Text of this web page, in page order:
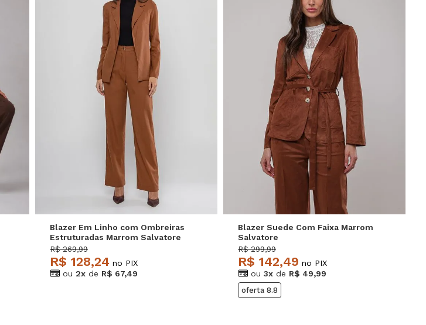
M G
Blazer Em Linho com Ombreiras
Estruturadas Marrom Salvatore
R$ 269,99
R$ 128,24 no PIX
ou 2x de R$ 67,49
P M
Blazer Suede Com Faixa Marrom
Salvatore
R$ 299,99
R$ 142,49 no PIX
ou 3x de R$ 49,99
oferta 8.8